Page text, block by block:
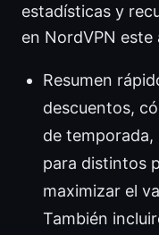
estadísticas y
en NordVPN
Resumen
descuentos,
de temporada,
para distintos
maximizar el
También